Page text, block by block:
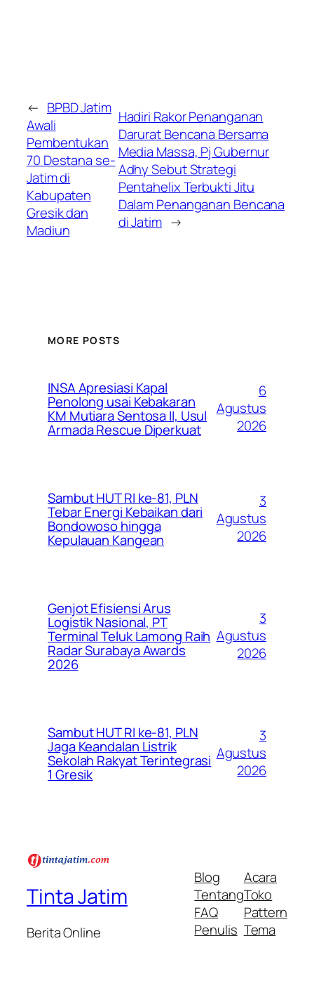
← BPBD Jatim
Awali
Pembentukan
70 Destana se-
Jatim di
Kabupaten
Gresik dan
Madiun
Hadiri Rakor Penanganan
Darurat Bencana Bersama
Media Massa, Pj Gubernur
Adhy Sebut Strategi
Pentahelix Terbukti Jitu
Dalam Penanganan Bencana
di Jatim →
MORE POSTS
INSA Apresiasi Kapal
Penolong usai Kebakaran
KM Mutiara Sentosa II, Usul
Armada Rescue Diperkuat
6
Agustus
2026
Sambut HUT RI ke-81, PLN
Tebar Energi Kebaikan dari
Bondowoso hingga
Kepulauan Kangean
3
Agustus
2026
Genjot Efisiensi Arus
Logistik Nasional, PT
Terminal Teluk Lamong Raih
Radar Surabaya Awards
2026
3
Agustus
2026
Sambut HUT RI ke-81, PLN
Jaga Keandalan Listrik
Sekolah Rakyat Terintegrasi
1 Gresik
3
Agustus
2026
Tinta Jatim
Berita Online
Blog
Tentang
FAQ
Penulis
Acara
Toko
Pattern
Tema